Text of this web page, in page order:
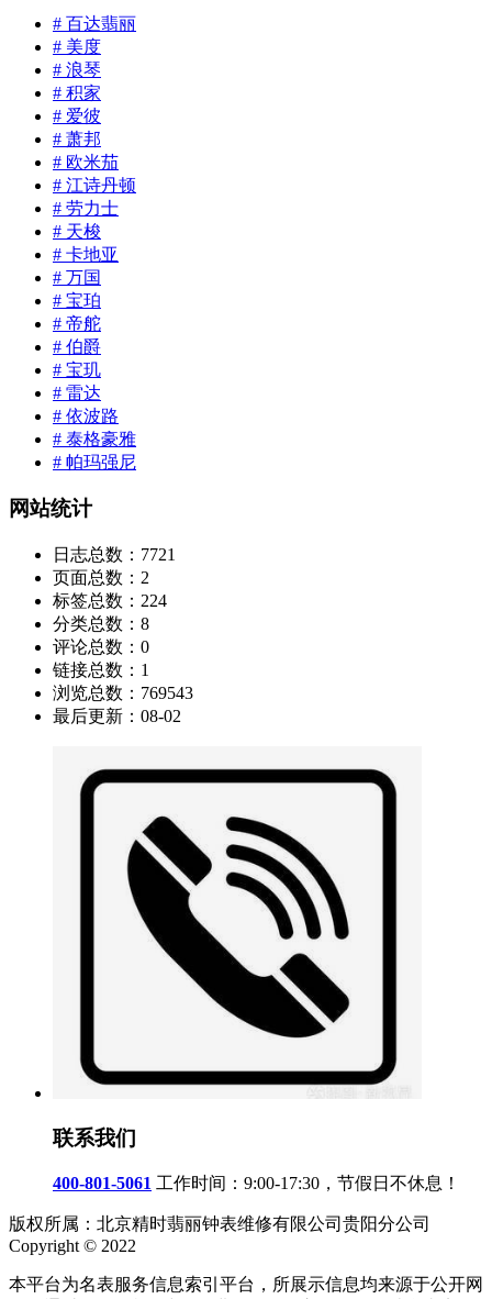
# 百达翡丽
# 美度
# 浪琴
# 积家
# 爱彼
# 萧邦
# 欧米茄
# 江诗丹顿
# 劳力士
# 天梭
# 卡地亚
# 万国
# 宝珀
# 帝舵
# 伯爵
# 宝玑
# 雷达
# 依波路
# 泰格豪雅
# 帕玛强尼
网站统计
日志总数： 7721
页面总数： 2
标签总数： 224
分类总数： 8
评论总数： 0
链接总数： 1
浏览总数： 769543
最后更新： 08-02
联系我们
400-801-5061 工作时间：9:00-17:30，节假日不休息！
版权所属：北京精时翡丽钟表维修有限公司贵阳分公司
Copyright © 2022
本平台为名表服务信息索引平台，所展示信息均来源于公开网